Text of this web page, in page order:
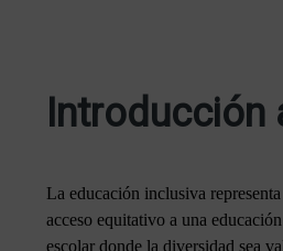
Introducción
La educación inclusiva
acceso equitativo a una
escolar donde la diversidad sea